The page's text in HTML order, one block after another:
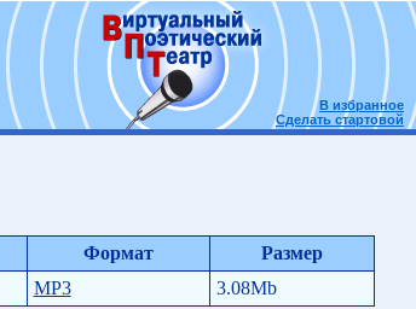
В избранное
Сделать стартовой
Формат
Размер
MP3 3.08Mb